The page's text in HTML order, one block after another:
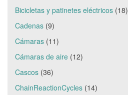
Bicicletas y patinetes eléctricos (18)
Cadenas (9)
Cámaras (11)
Cámaras de aire (12)
Cascos (36)
ChainReactionCycles (14)